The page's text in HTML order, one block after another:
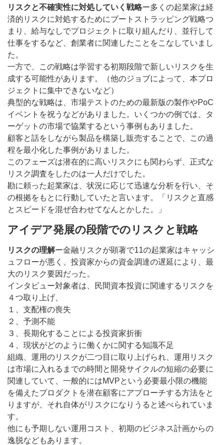
リスクと不確実性に対処していく戦略ー多くの起業家は経
済的リスクに対処するためにブートストラッピング戦略つ
まり、給与なしでプロジェクトに取り組んだり、並行して
仕事をするなど、創業者に関連したことをこなしていまし
た。
一方で、この戦略は学習する初期段階で新しいリスクを生
成する可能性があります。（他のジョブによって、本プロ
ジェクトに集中できないなど）
典型的な戦略は、市場テストのための最新版の製作やPoC
イベントを祝うなどがありました。いくつかの例では、タ
ーゲットの市場で協業するという事例もありました。
顧客と話をしながら製品を構築し販売することで、この過
程を最小化した事例がありました。
このフェーズは潜在的に高いリスクにも関わらず、正式な
リスク調査をしたのは一人だけでした。
勘に頼った起業家は、状況に応じて迅速な分析を行い、そ
の根拠をもとに行動していたと言います。「リスクと直感
とスピードを混ぜ合わせてなんとかした。」
アイデア発展の段階でのリスクと戦略
リスクの理解ー金融リスクが顕著で11の起業家はキャッシ
ュフローが悪く、投資家からの資金調達の遅延により、最
大のリスク要因だった。
インタビュー対象者は、民間資本投資に関連するリスクを
４つ取り上げ、
１、支配権の喪失
２、予測不能
３、長期化することによる投資家折衝
４、現状がどのように働くかに関する知識不足
組織、運用のリスクが二つ目に取り上げられ、運用リスク
は市場に入れるまでの時間と開発サイクルの短縮の必要に
関連していて、一般的にはMVPという必要最小限の機能
を備えたプロダクトを潜在顧客にアプローチする方法をと
りますが、それ自体がリスクになりうると述べられていま
す。
他にも予期しない運用コスト、初期のビジネス計画からの
逸脱などもあります。